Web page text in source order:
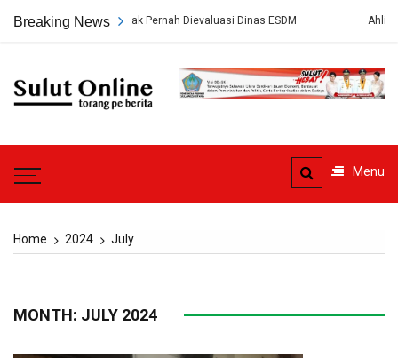
Breaking News
Pernah Dievaluasi Dinas ESDM Ahli Hukum Perdata: Pengelola
Sulut
Menu
Home 2024 July
MONTH: JULY 2024